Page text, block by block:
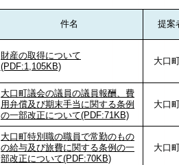
件名 提案
財産の取得について
(PDF:1,105KB)
大口
大口町議会の議員の議員報酬、費
用弁償及び期末手当に関する条例
の一部改正について(PDF:71KB)
大口
大口町特別職の職員で常勤のもの
の給与及び旅費に関する条例の一
部改正について(PDF:70KB)
大口